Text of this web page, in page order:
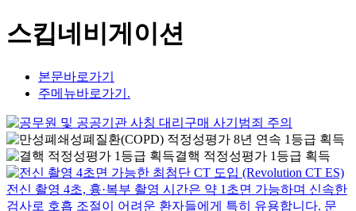
스킵네비게이션
본문바로가기
주메뉴바로가기.
결핵 적정성평가 1등급 획득